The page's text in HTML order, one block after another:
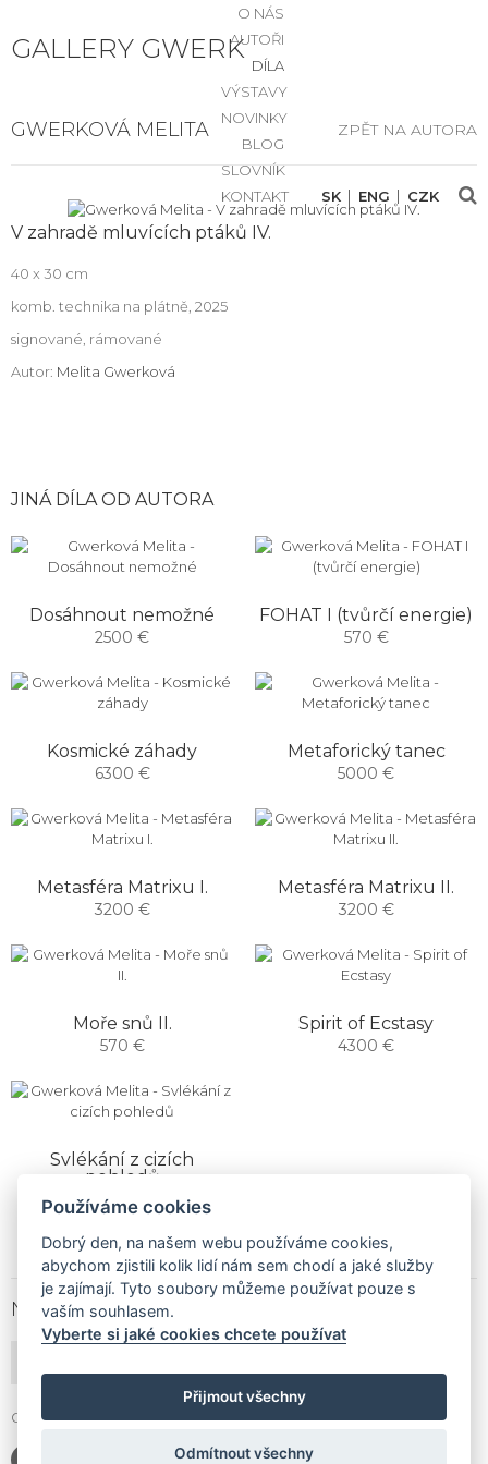
GALLERY GWERK
O NÁS
AUTOŘI
DÍLA
VÝSTAVY
NOVINKY
BLOG
SLOVNÍK
KONTAKT
SK ENG CZK
GWERKOVÁ MELITA ZPĚT NA AUTORA
V zahradě mluvících ptáků IV.
40 x 30 cm
komb. technika na plátně, 2025
signované, rámované
Autor: Melita Gwerková
JINÁ DÍLA OD AUTORA
Dosáhnout nemožné
2500 €
FOHAT I (tvůrčí energie)
570 €
Kosmické záhady
6300 €
Metaforický tanec
5000 €
Metasféra Matrixu I.
3200 €
Metasféra Matrixu II.
3200 €
Moře snů II.
570 €
Spirit of Ecstasy
4300 €
Svlékání z cizích
pohledů
1900 €
NEWSLETTER
Gallery Gwerk © Copyright 2017 - 2026 | Dizajn by4MEMEDIA
Používáme cookies
Dobrý den, na našem webu používáme cookies,
abychom zjistili kolik lidí nám sem chodí a jaké služby
je zajímají. Tyto soubory můžeme používat pouze s
vaším souhlasem.
Vyberte si jaké cookies chcete používat
Přijmout všechny
Odmítnout všechny